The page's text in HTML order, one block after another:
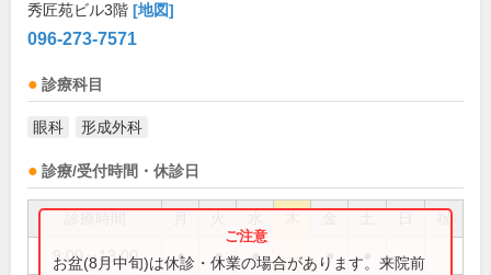
秀匠苑ビル3階 [地図]
096-273-7571
診療科目
眼科 形成外科
診療/受付時間・休診日
祝
9:00～13:00 ● ● ● ●
お盆(8月中旬)は休診・休業の場合があります。来院前